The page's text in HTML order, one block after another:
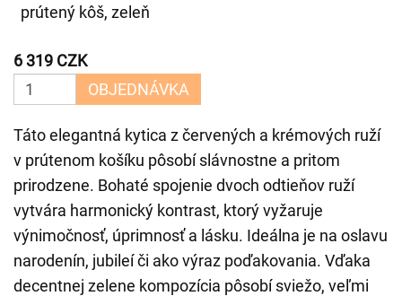
prútený kôš, zeleň
6 319 CZK
OBJEDNÁVKA
Táto elegantná kytica z červených a krémových ruží
v prútenom košíku pôsobí slávnostne a pritom
prirodzene. Bohaté spojenie dvoch odtieňov ruží
vytvára harmonický kontrast, ktorý vyžaruje
výnimočnosť, úprimnosť a lásku. Ideálna je na oslavu
narodenín, jubileí či ako výraz poďakovania. Vďaka
decentnej zelene kompozícia pôsobí sviežo, veľmi